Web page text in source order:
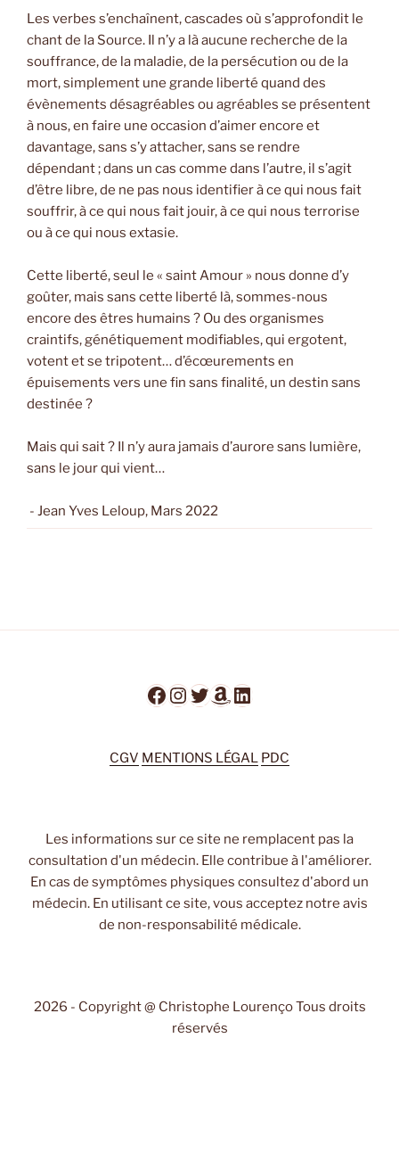
Les verbes s’enchaînent, cascades où s’approfondit le
chant de la Source. Il n’y a là aucune recherche de la
souffrance, de la maladie, de la persécution ou de la
mort, simplement une grande liberté quand des
évènements désagréables ou agréables se présentent
à nous, en faire une occasion d’aimer encore et
davantage, sans s’y attacher, sans se rendre
dépendant ; dans un cas comme dans l’autre, il s’agit
d’être libre, de ne pas nous identifier à ce qui nous fait
souffrir, à ce qui nous fait jouir, à ce qui nous terrorise
ou à ce qui nous extasie.
Cette liberté, seul le « saint Amour » nous donne d’y
goûter, mais sans cette liberté là, sommes-nous
encore des êtres humains ? Ou des organismes
craintifs, génétiquement modifiables, qui ergotent,
votent et se tripotent… d’écœurements en
épuisements vers une fin sans finalité, un destin sans
destinée ?
Mais qui sait ? Il n’y aura jamais d’aurore sans lumière,
sans le jour qui vient…
- Jean Yves Leloup, Mars 2022
Facebook
Instagram
Twitter
Amazon
LinkedIn
CGV MENTIONS LÉGAL PDC
Les informations sur ce site ne remplacent pas la
consultation d'un médecin. Elle contribue à l'améliorer.
En cas de symptômes physiques consultez d'abord un
médecin. En utilisant ce site, vous acceptez notre avis
de non-responsabilité médicale.
2026 - Copyright @ Christophe Lourenço Tous droits
réservés